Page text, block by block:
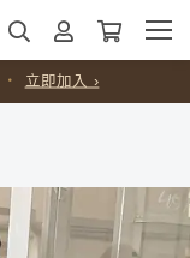
・ 立即加入 ›